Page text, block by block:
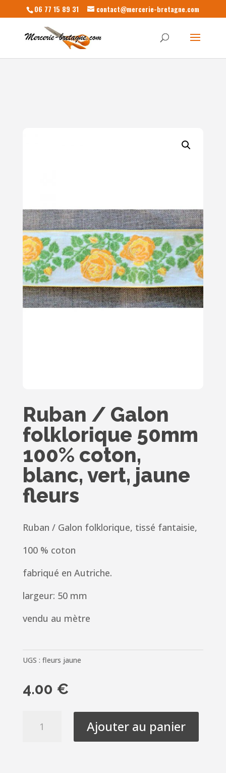
06 77 15 89 31 contact@mercerie-bretagne.com
Ruban / Galon
folklorique 50mm
100% coton,
blanc, vert, jaune
fleurs
Ruban / Galon folklorique, tissé fantaisie,
100 % coton
fabriqué en Autriche.
largeur: 50 mm
vendu au mètre
UGS : fleurs jaune
4.00 €
Ajouter au panier